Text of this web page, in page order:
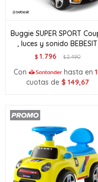
Buggie SUPER SPORT
, luces y sonido BEBESIT
$ 1.796 $2.490
Con hasta en
cuotas de $ 149,67